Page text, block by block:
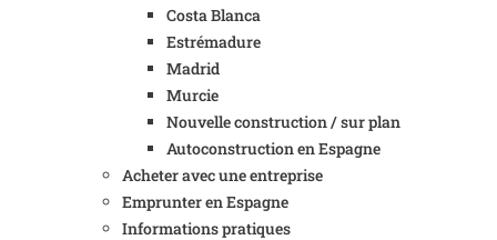
Costa Blanca
Estrémadure
Madrid
Murcie
Nouvelle construction / sur plan
Autoconstruction en Espagne
Acheter avec une entreprise
Emprunter en Espagne
Informations pratiques